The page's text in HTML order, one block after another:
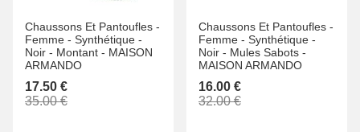
Chaussons Et Pantoufles -
Femme - Synthétique -
Noir - Montant - MAISON
ARMANDO
17.50 €
35.00 €
Chaussons Et Pantoufles -
Femme - Synthétique -
Noir - Mules Sabots -
MAISON ARMANDO
16.00 €
32.00 €